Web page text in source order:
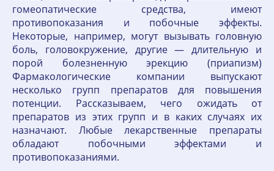
гомеопатические средства, имеют
противопоказания и побочные эффекты.
Некоторые, например, могут вызывать головную
боль, головокружение, другие — длительную и
порой болезненную эрекцию (приапизм)
Фармакологические компании выпускают
несколько групп препаратов для повышения
потенции. Рассказываем, чего ожидать от
препаратов из этих групп и в каких случаях их
назначают. Любые лекарственные препараты
обладают побочными эффектами и
противопоказаниями.